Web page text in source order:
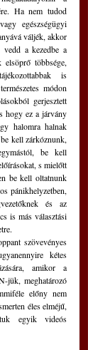
Ha nem tudod
egészségügyi
váljék, akkor
vedd a kezedbe a
többsége,
is
módon
gerjesztett
hogy ez a járvány
halomra halnak
kell zárkóznunk,
be kell
s mielőtt
be kell oltatnunk
pánikhelyzetben,
és az
is más választási
kétes
amikor a
jük, meghatározó
előny nem
éles elméjű,
egyik videós